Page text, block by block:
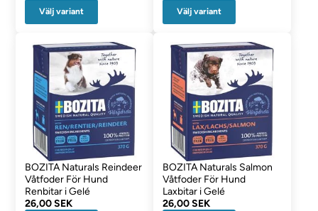
Välj variant Välj variant
BOZITA Naturals Reindeer
Våtfoder För Hund
Renbitar i Gelé
26,00 SEK
BOZITA Naturals Salmon
Våtfoder För Hund
Laxbitar i Gelé
26,00 SEK